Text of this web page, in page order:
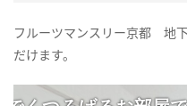
フルーツマンスリー京都 地
だけます。